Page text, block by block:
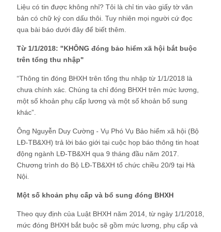
Liệu có tin được không nhỉ? Tôi là chỉ tin vào giấy tờ văn
bản có chữ ký con dấu thôi. Tuy nhiên mọi người cứ đọc
qua bài báo dưới đây để biết thêm.
Từ 1/1/2018: "KHÔNG đóng bảo hiểm xã hội bắt buộc
trên tổng thu nhập"
“Thông tin đóng BHXH trên tổng thu nhập từ 1/1/2018 là
chưa chính xác. Chúng ta chỉ đóng BHXH trên mức lương,
một số khoản phụ cấp lương và một số khoản bổ sung
khác”.
Ông Nguyễn Duy Cường - Vụ Phó Vụ Bảo hiểm xã hội (Bộ
LĐ-TB&XH) trả lời báo giới tại cuộc họp báo thông tin hoạt
động ngành LĐ-TB&XH qua 9 tháng đầu năm 2017.
Chương trình do Bộ LĐ-TB&XH tổ chức chiều 20/9 tại Hà
Nội.
Một số khoản phụ cấp và bổ sung đóng BHXH
Theo quy định của Luật BHXH năm 2014, từ ngày 1/1/2018,
mức đóng BHXH bắt buộc sẽ gồm mức lương, phụ cấp và